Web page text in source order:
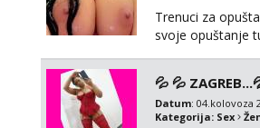
Trenuci za
svoje opuštanje
💦 💦
Datum: 04.kolovoza
Kategorija: Sex